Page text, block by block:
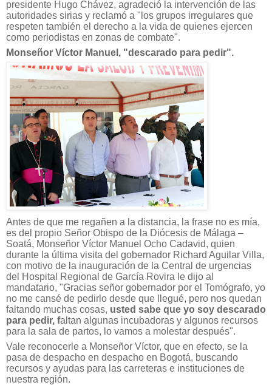
presidente Hugo Chávez, agradeció la intervención de las
autoridades sirias y reclamó a "los grupos irregulares que
respeten también el derecho a la vida de quienes ejercen
como periodistas en zonas de combate".
Monseñor Víctor Manuel, "descarado para pedir".
Antes de que me regañen a la distancia, la frase no es mía,
es del propio Señor Obispo de la Diócesis de Málaga –
Soatá, Monseñor Víctor Manuel Ocho Cadavid, quien
durante la última visita del gobernador Richard Aguilar Villa,
con motivo de la inauguración de la Central de urgencias
del Hospital Regional de García Rovira le dijo al
mandatario, "Gracias señor gobernador por el Tomógrafo, yo
no me cansé de pedirlo desde que llegué, pero nos quedan
faltando muchas cosas, usted sabe que yo soy descarado
para pedir, faltan algunas incubadoras y algunos recursos
para la sala de partos, lo vamos a molestar después".
Vale reconocerle a Monseñor Víctor, que en efecto, se la
pasa de despacho en despacho en Bogotá, buscando
recursos y ayudas para las carreteras e instituciones de
nuestra región.